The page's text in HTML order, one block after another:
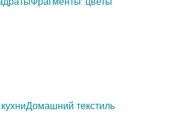
Домашний текстиль